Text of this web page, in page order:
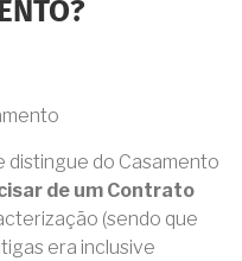
distingue do Casamento
de um Contrato
(sendo que
era inclusive